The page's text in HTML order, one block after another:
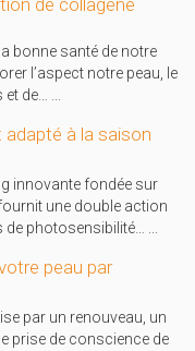
de collagène
bonne santé de notre
l’aspect notre peau, le
et de… ...
adapté à la saison
innovante fondée sur
une double action
de photosensibilité… ...
peau par
par un renouveau, un
prise de conscience de